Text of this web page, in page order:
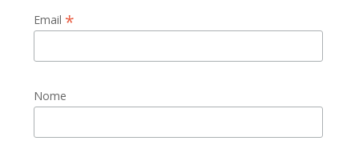
Email *
Nome